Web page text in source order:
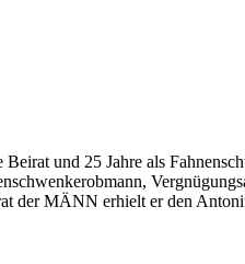
Beirat und 25 Jahre als
der MÄNN erhielt er den